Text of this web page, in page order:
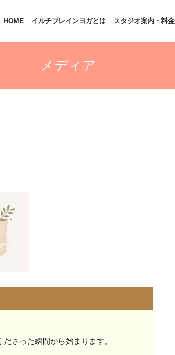
HOME イルチブレインヨガとは スタジオ案内・料金
メディア
さった瞬間から始まります。